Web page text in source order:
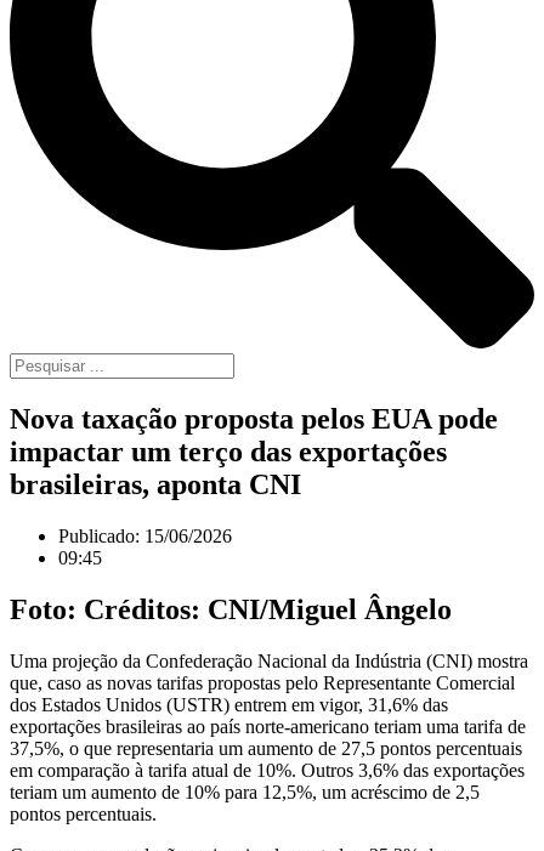
Nova taxação proposta pelos EUA pode
impactar um terço das exportações
brasileiras, aponta CNI
Publicado: 15/06/2026
09:45
Foto: Créditos: CNI/Miguel Ângelo
Uma projeção da Confederação Nacional da Indústria (CNI) mostra
que, caso as novas tarifas propostas pelo Representante Comercial
dos Estados Unidos (USTR) entrem em vigor, 31,6% das
exportações brasileiras ao país norte-americano teriam uma tarifa de
37,5%, o que representaria um aumento de 27,5 pontos percentuais
em comparação à tarifa atual de 10%. Outros 3,6% das exportações
teriam um aumento de 10% para 12,5%, um acréscimo de 2,5
pontos percentuais.